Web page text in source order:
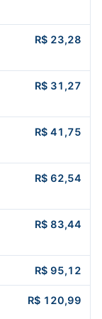
R$ 23,28
R$ 31,27
R$ 41,75
R$ 62,54
R$ 83,44
R$ 95,12
R$ 120,99